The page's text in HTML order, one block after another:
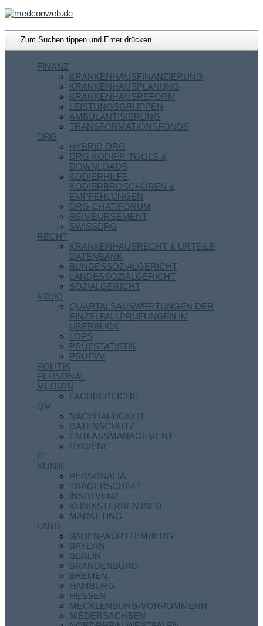
FINANZ
KRANKENHAUSFINANZIERUNG
KRANKENHAUSPLANUNG
KRANKENHAUSREFORM
LEISTUNGSGRUPPEN
AMBULANTISIERUNG
TRANSFORMATIONSFONDS
DRG
HYBRID-DRG
DRG KODIER-TOOLS &
DOWNLOADS
KODIERHILFE,
KODIERBROSCHÜREN &
EMPFEHLUNGEN
DRG-CHAT/FORUM
REIMBURSEMENT
SWISSDRG
RECHT
KRANKENHAUSRECHT & URTEILE
DATENBANK
BUNDESSOZIALGERICHT
LANDESSOZIALGERICHT
SOZIALGERICHT
MD(K)
QUARTALSAUSWERTUNGEN DER
EINZELFALLPRÜFUNGEN IM
ÜBERBLICK
LOPS
PRÜFSTATISTIK
PRÜFVV
POLITIK
PERSONAL
MEDIZIN
FACHBEREICHE
QM
NACHHALTIGKEIT
DATENSCHUTZ
ENTLASSMANAGEMENT
HYGIENE
IT
KLINIK
PERSONALIA
TRÄGERSCHAFT
INSOLVENZ
KLINIKSTERBEN.INFO
MARKETING
LAND
BADEN-WÜRTTEMBERG
BAYERN
BERLIN
BRANDENBURG
BREMEN
HAMBURG
HESSEN
MECKLENBURG-VORPOMMERN
NIEDERSACHSEN